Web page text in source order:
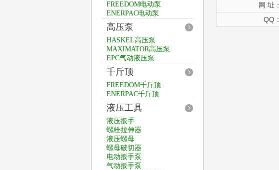
FREEDOM电动泵
ENERPAC电动泵
高压泵
HASKEL高压泵
MAXIMATOR高压泵
EPC气动液压泵
千斤顶
FREEDOM千斤顶
ENERPAC千斤顶
液压工具
液压扳手
螺栓拉伸器
液压螺母
螺母破切器
电动扳手泵
气动扳手泵
网 址：
QQ：